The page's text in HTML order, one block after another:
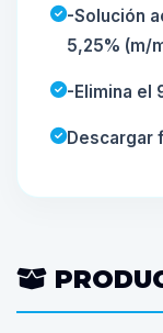
-Solución
5,25% (m/
-Elimina el
Descargar